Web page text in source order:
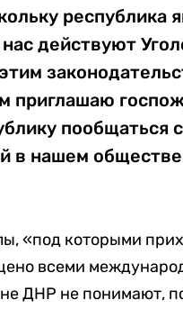
республика
нас действуют
приглашаю
пообщаться
в нашем
«под которыми
всеми
ДНР не понимают,